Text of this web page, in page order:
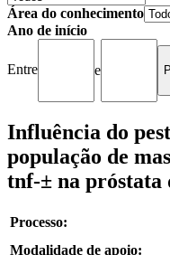
Área do conhecimento
Ano de início
Entre e
Influência do
população de
tnf-± na próstata
Processo:
Modalidade de apoio: